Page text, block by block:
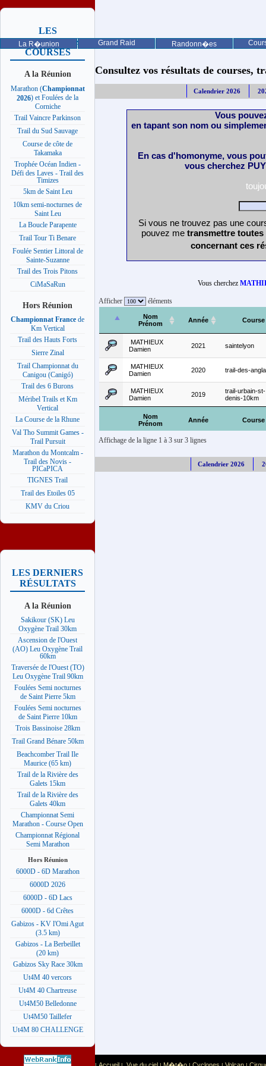
La R�union Grand Raid Randonn�es
LES
PROCHAINES
COURSES
A la Réunion
Marathon (Championnat
2026) et Foulées de la
Corniche
Trail Vaincre Parkinson
Trail du Sud Sauvage
Course de côte de
Takamaka
Trophée Océan Indien -
Défi des Laves - Trail des
Timizes
5km de Saint Leu
10km semi-nocturnes de
Saint Leu
La Boucle Parapente
Trail Tour Ti Benare
Foulée Sentier Littoral de
Sainte-Suzanne
Trail des Trois Pitons
CiMaSaRun
Hors Réunion
Championnat France de
Km Vertical
Trail des Hauts Forts
Sierre Zinal
Trail Championnat du
Canigou (Canigó)
Trail des 6 Burons
Méribel Trails et Km
Vertical
La Course de la Rhune
Val Tho Summit Games -
Trail Pursuit
Marathon du Montcalm -
Trail des Novis -
PICaPICA
TIGNES Trail
Trail des Etoiles 05
KMV du Criou
LES DERNIERS
RÉSULTATS
A la Réunion
Sakikour (SK) Leu
Oxygène Trail 30km
Ascension de l'Ouest
(AO) Leu Oxygène Trail
60km
Traversée de l'Ouest (TO)
Leu Oxygène Trail 90km
Foulées Semi nocturnes
de Saint Pierre 5km
Foulées Semi nocturnes
de Saint Pierre 10km
Trois Bassinoise 28km
Trail Grand Bénare 50km
Beachcomber Trail Ile
Maurice (65 km)
Trail de la Rivière des
Galets 15km
Trail de la Rivière des
Galets 40km
Championnat Semi
Marathon - Course Open
Championnat Régional
Semi Marathon
Hors Réunion
6000D - 6D Marathon
6000D 2026
6000D - 6D Lacs
6000D - 6d Crêtes
Gabizos - KV l'Omi Agut
(3.5 km)
Gabizos - La Berbeillet
(20 km)
Gabizos Sky Race 30km
Ut4M 40 vercors
Ut4M 40 Chartreuse
Ut4M50 Belledonne
Ut4M50 Taillefer
Ut4M 80 CHALLENGE
Consultez vos résultats de courses,
Calendrier 2026
Vous
en tapant son nom ou
En cas d'homonyme, vous
vous cherchez
Si vous ne trouvez pas une
pouvez me transmettre
concernant ces
Vous cherchez
Afficher éléments
Nom
Prénom
Année Course
Nom
Prénom
Année Course
MATHIEUX
Damien
2021 saintelyon
MATHIEUX
Damien
2020 trail-des-
MATHIEUX
Damien
2019
trail-urbain-st-
denis-10km
Affichage de la ligne 1 à 3 sur 3 lignes
Calendrier 2026